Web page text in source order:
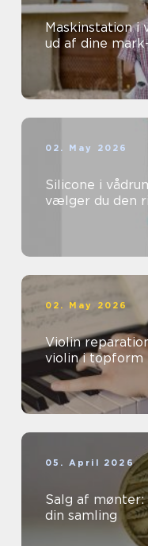
Maskinstation i varde sådan
ud af dine
02. May 2026
Silicone i
vælger du den
02. May 2026
Violin reparation sådan holder du
violin i topform
05. April 2026
Salg af mønter:
din samling